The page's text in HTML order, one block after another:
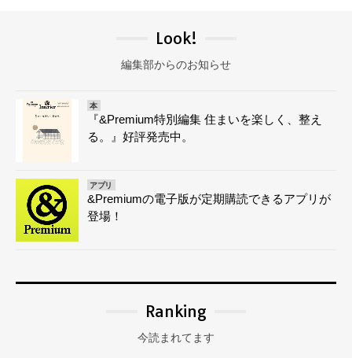
Look!
編集部からのお知らせ
本
『&Premium特別編集 住まいを楽しく、整え
る。』好評発売中。
アプリ
&Premiumの電子版が定期購読できるアプリが
登場！
Ranking
今読まれてます